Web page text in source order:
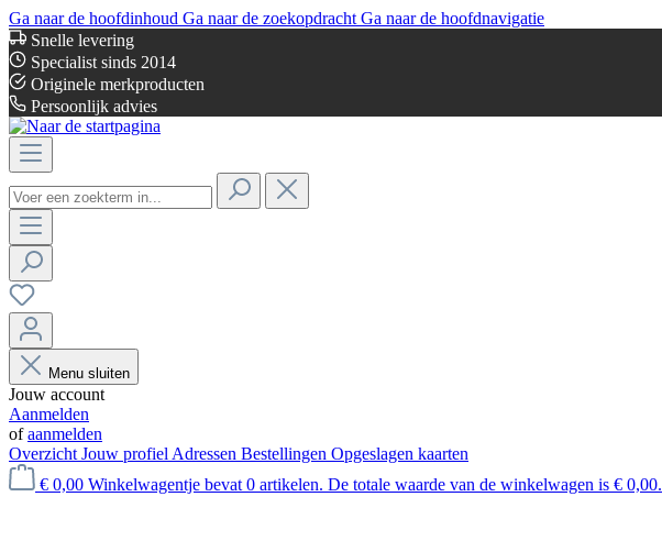
Ga naar de hoofdinhoud Ga naar de zoekopdracht Ga naar de hoofdnavigatie
Snelle levering
Specialist sinds 2014
Originele merkproducten
Persoonlijk advies
Menu sluiten
Jouw account
Aanmelden
ofaanmelden
Overzicht Jouw profiel Adressen Bestellingen Opgeslagen kaarten
€ 0,00 Winkelwagentje bevat 0 artikelen. De totale waarde van de winkelwagen is € 0,00.